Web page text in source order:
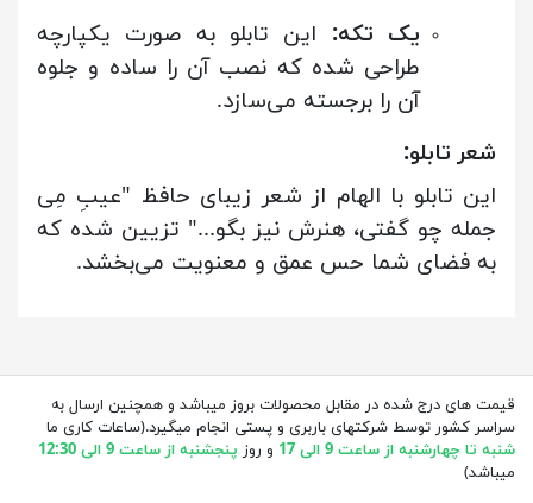
یک تکه: این تابلو به صورت یکپارچه
طراحی شده که نصب آن را ساده و جلوه
آن را برجسته می‌سازد.
شعر تابلو:
این تابلو با الهام از شعر زیبای حافظ "عیبِ مِی
جمله چو گفتی، هنرش نیز بگو..." تزیین شده که
به فضای شما حس عمق و معنویت می‌بخشد.
قیمت های درج شده در مقابل محصولات بروز میباشد و همچنین ارسال به
سراسر کشور توسط شرکتهای باربری و پستی انجام میگیرد.(ساعات کاری ما
شنبه تا چهارشنبه از ساعت 9 الی 17
و روز پنجشنبه از ساعت 9 الی 12:30
میباشد)